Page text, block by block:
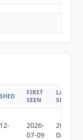
FIRST
SEEN
LAST
SEEN
2026-
07-09
2026-
08-05